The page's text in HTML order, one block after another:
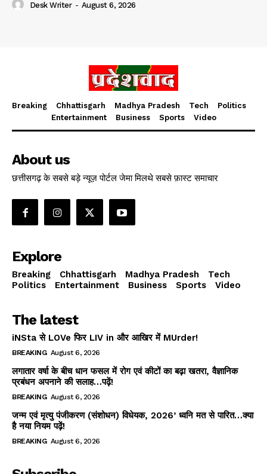
Desk Writer - August 6, 2026
Breaking Chhattisgarh Madhya Pradesh Tech
Politics
Entertainment
Business Sports Video
About us
छत्तीसगढ़ के सबसे बड़े न्यूज़ पोर्टल जेमा मिलथे सबसे फ़ास्ट समाचार
Explore
Breaking Chhattisgarh Madhya Pradesh
Tech
Politics
Entertainment Business Sports Video
The latest
iNSta से LOVe फिर LIV in और आखिर में MUrder!
BREAKING August 6, 2026
लगातार वर्षा के बीच धान फसल में रोग एवं कीटों का बढ़ा खतरा, वैज्ञानिक
प्रबंधन अपनाने की सलाह…पढ़ें!
BREAKING August 6, 2026
जन्म एवं मृत्यु पंजीकरण (संशोधन) विधेयक, 2026’ ध्वनि मत से पारित…क्या
है नया नियम पढ़ें!
BREAKING August 6, 2026